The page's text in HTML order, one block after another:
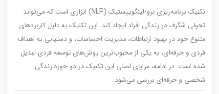
تکنیک برنامه‌ریزی نرو-لینگوییستیک (NLP) ابزاری است که می‌تواند
تحولی شگرف در زندگی افراد ایجاد کند. این تکنیک به دلیل کاربردهای
متنوع خود در بهبود ارتباطات، مدیریت احساسات، و دستیابی به اهداف
فردی و حرفه‌ای، به یکی از محبوب‌ترین روش‌های توسعه فردی تبدیل
شده است. در ادامه، مزایای اصلی این تکنیک در دو حوزه زندگی
شخصی و حرفه‌ای بررسی می‌شود.